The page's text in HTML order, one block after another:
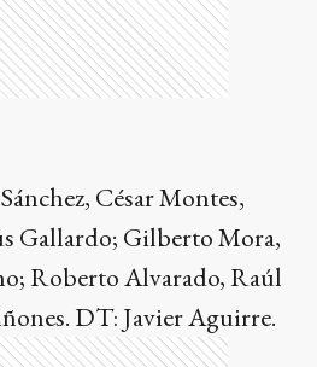
César Montes,
Gallardo; Gilberto Mora,
Roberto Alvarado, Raúl
DT: Javier Aguirre.